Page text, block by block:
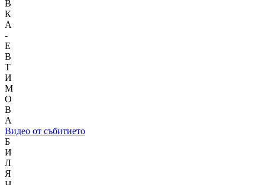
В
К
А
-
Е
В
Т
И
М
О
В
А
Видео от събитието
Б
И
Л
Я